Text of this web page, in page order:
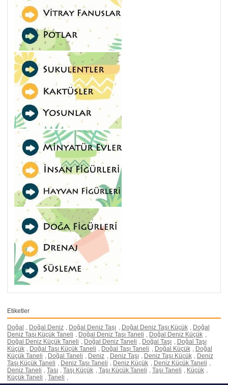
Etiketler
Doğal , Doğal Deniz , Doğal Deniz Taşı , Doğal Deniz Taşı Küçük , Doğal
Deniz Taşı Küçük Taneli , Doğal Deniz Taşı Taneli , Doğal Deniz Küçük ,
Doğal Deniz Küçük Taneli , Doğal Deniz Taneli , Doğal Taşı , Doğal Taşı
Küçük , Doğal Taşı Küçük Taneli , Doğal Taşı Taneli , Doğal Küçük , Doğal
Küçük Taneli , Doğal Taneli , Deniz , Deniz Taşı , Deniz Taşı Küçük , Deniz
Taşı Küçük Taneli , Deniz Taşı Taneli , Deniz Küçük , Deniz Küçük Taneli ,
Deniz Taneli , Taşı , Taşı Küçük , Taşı Küçük Taneli , Taşı Taneli , Küçük ,
Küçük Taneli , Taneli ,